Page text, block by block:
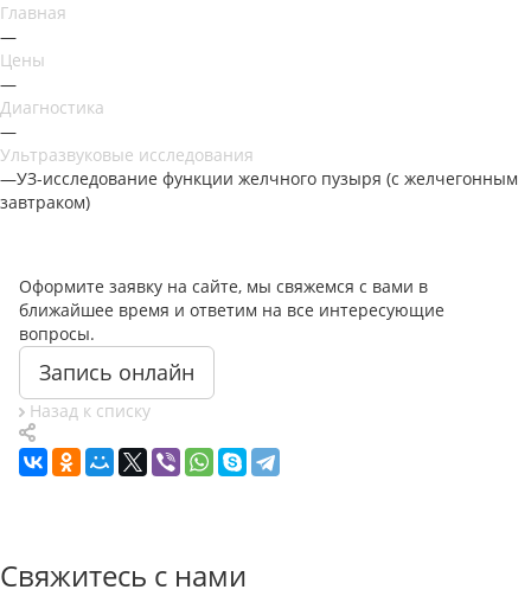
Главная
—
Цены
—
Диагностика
—
Ультразвуковые исследования
—УЗ-исследование функции желчного пузыря (с желчегонным
завтраком)
Оформите заявку на сайте, мы свяжемся с вами в
ближайшее время и ответим на все интересующие
вопросы.
Запись онлайн
Назад к списку
Свяжитесь с нами